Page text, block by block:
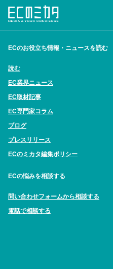
ECのお役立ち情報・ニュースを読む
読む
EC業界ニュース
EC取材記事
EC専門家コラム
ブログ
プレスリリース
ECのミカタ編集ポリシー
ECの悩みを相談する
問い合わせフォームから相談する
電話で相談する